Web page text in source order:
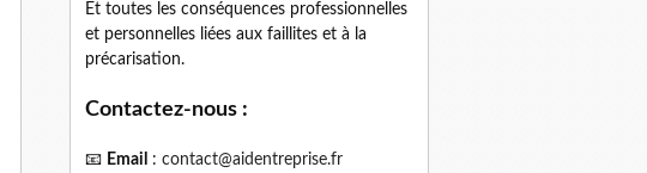
Et toutes les conséquences professionnelles
et personnelles liées aux faillites et à la
précarisation.
Contactez-nous :
📧 Email : contact@aidentreprise.fr